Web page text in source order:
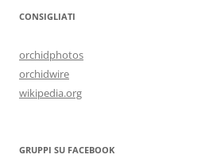
CONSIGLIATI
orchidphotos
orchidwire
wikipedia.org
GRUPPI SU FACEBOOK